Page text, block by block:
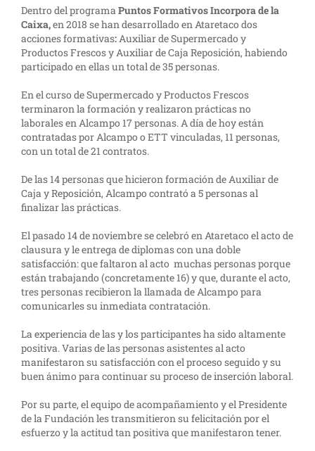
Dentro del programa Puntos Formativos Incorpora de la
Caixa,en 2018 se han desarrollado en Ataretaco dos
acciones formativas: Auxiliar de Supermercado y
Productos Frescos y Auxiliar de Caja Reposición, habiendo
participado en ellas un total de 35 personas.
En el curso de Supermercado y Productos Frescos
terminaron la formación y realizaron prácticas no
laborales en Alcampo 17 personas. A día de hoy están
contratadas por Alcampo o ETT vinculadas, 11 personas,
con un total de 21 contratos.
De las 14 personas que hicieron formación de Auxiliar de
Caja y Reposición, Alcampo contrató a 5 personas al
finalizar las prácticas.
El pasado 14 de noviembre se celebró en Ataretaco el acto de
clausura y le entrega de diplomas con una doble
satisfacción: que faltaron al acto muchas personas porque
están trabajando (concretamente 16) y que, durante el acto,
tres personas recibieron la llamada de Alcampo para
comunicarles su inmediata contratación.
La experiencia de las y los participantes ha sido altamente
positiva. Varias de las personas asistentes al acto
manifestaron su satisfacción con el proceso seguido y su
buen ánimo para continuar su proceso de inserción laboral.
Por su parte, el equipo de acompañamiento y el Presidente
de la Fundación les transmitieron su felicitación por el
esfuerzo y la actitud tan positiva que manifestaron tener.